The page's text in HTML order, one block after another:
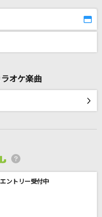
(クレヨンしんちゃ
オケ楽曲
ントリー受付中